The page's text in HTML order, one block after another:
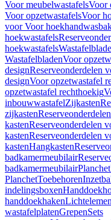
Voor meubelwastafelsVoor
Voor opzetwastafelsVoor
voor Voor
hoekwastafels
hoekwastafels
WastafelbladenVoor
designReserveonderdelen
designVoor opzetwastafel
opzetwastafel rechthoekig
inbouwwastafelZijkasten
zijkasten
kastenReserveonderdelen
kastenReserveonderdelen
kastenHangkasten
badkamermeubilair
badkamermeubilairPlanchet
PlanchetToebehoren
indelingsboxen
handdoekhaken
wastafelplatenGrepenSets